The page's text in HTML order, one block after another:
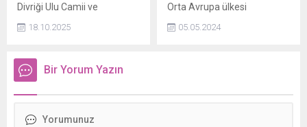
Divriği Ulu Camii ve
18.10.2025
Orta Avrupa ülkesi
yatırım bedeli bulunan en
05.05.2024
Bir Yorum Yazın